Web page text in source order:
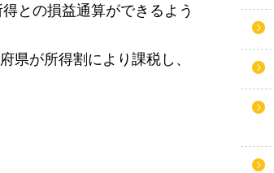
との損益通算ができるよう
県が所得割により課税し、